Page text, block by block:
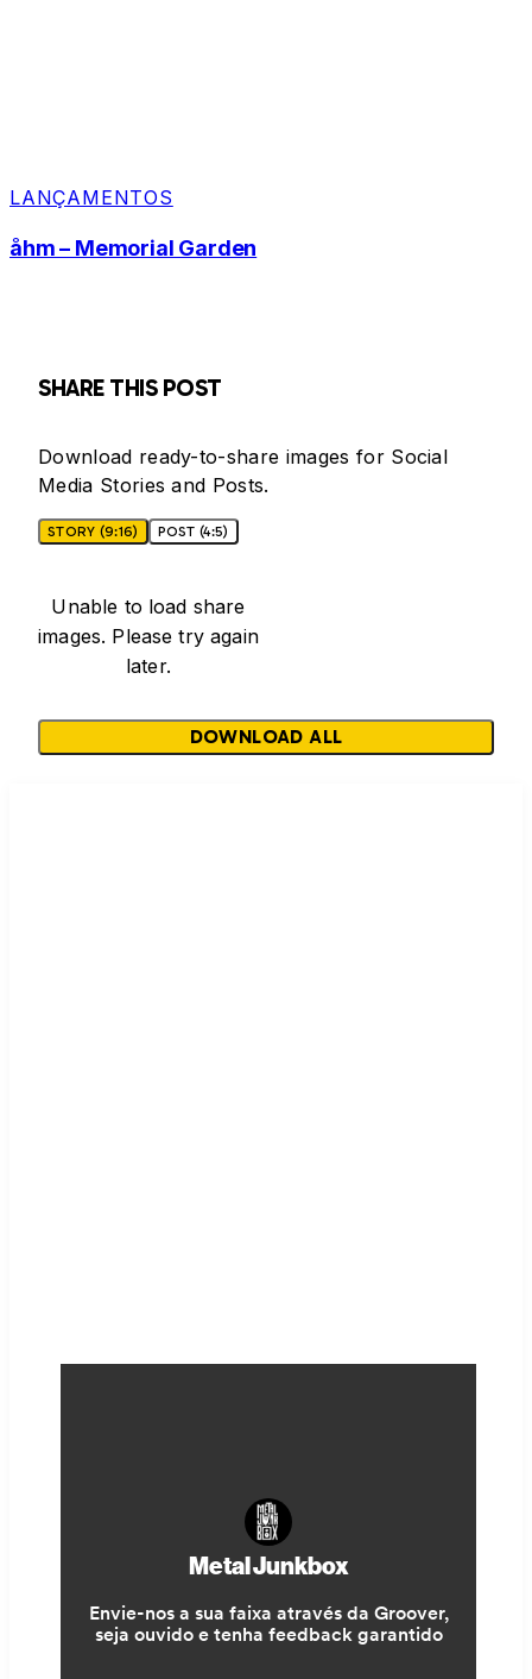
LANÇAMENTOS
åhm – Memorial Garden
SHARE THIS POST
Download ready-to-share images for Social
Media Stories and Posts.
STORY (9:16) POST (4:5)
Unable to load share
images. Please try again
later.
DOWNLOAD ALL